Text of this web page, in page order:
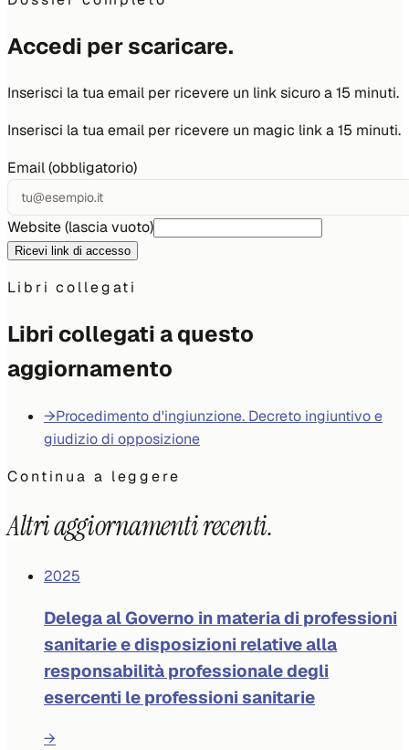
Accedi per scaricare.
Inserisci la tua email per ricevere un link sicuro a 15 minuti.
Inserisci la tua email per ricevere un magic link a 15 minuti.
Email (obbligatorio)
Website (lascia vuoto)
Ricevi link di accesso
Libri collegati
Libri collegati a questo
aggiornamento
→Procedimento d'ingiunzione. Decreto ingiuntivo e
giudizio di opposizione
Continua a leggere
Altri aggiornamenti recenti.
2025
Delega al Governo in materia di professioni
sanitarie e disposizioni relative alla
responsabilità professionale degli
esercenti le professioni sanitarie
→